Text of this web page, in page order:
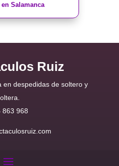
Salamanca
Ruiz
en despedidas de soltero y
863 968